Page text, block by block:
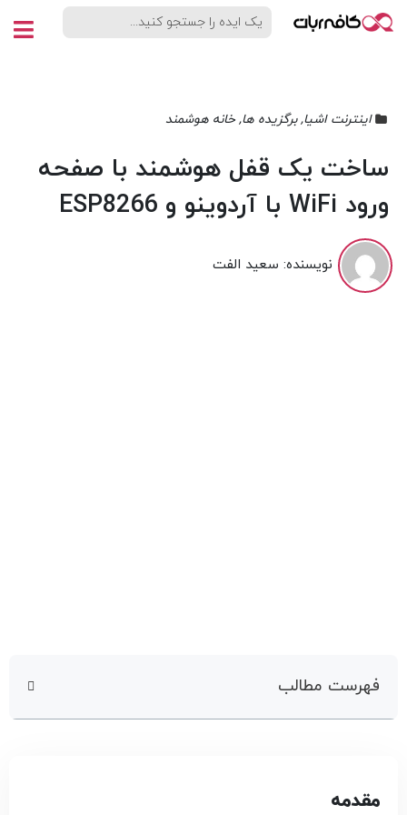
اینترنت اشیا,برگزیده ها,خانه هوشمند
ساخت یک قفل هوشمند با صفحه
ورود WiFi با آردوینو و ESP8266
نویسنده: سعید الفت
فهرست مطالب
مقدمه